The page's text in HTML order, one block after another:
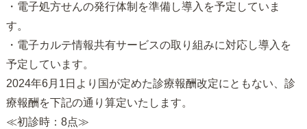
・電子処方せんの発行体制を準備し導入を予定していま
す。
・電子カルテ情報共有サービスの取り組みに対応し導入を
予定しています。
2024年6月1日より国が定めた診療報酬改定にともない、診
療報酬を下記の通り算定いたします。
≪初診時：8点≫